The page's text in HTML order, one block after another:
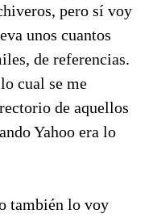
pero sí voy
unos cuantos
de referencias.
cual se me
de aquellos
Yahoo era lo
también lo voy